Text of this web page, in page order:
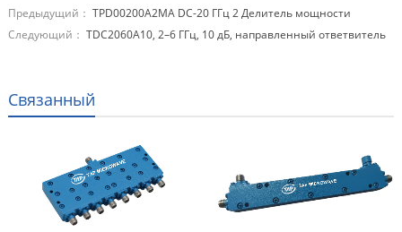
Предыдущий： TPD00200A2MA DC-20 ГГц 2 Делитель мощности
Следующий： TDC2060A10, 2–6 ГГц, 10 дБ, направленный ответвитель
Связанный